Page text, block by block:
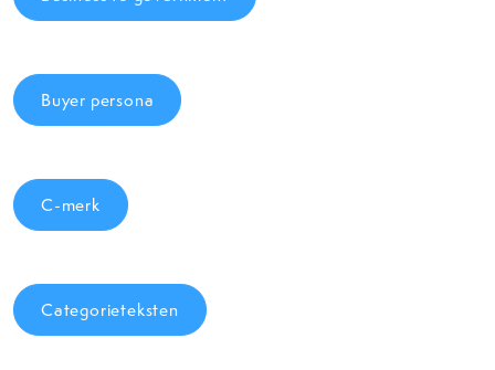
Buyer persona
C-merk
Categorieteksten